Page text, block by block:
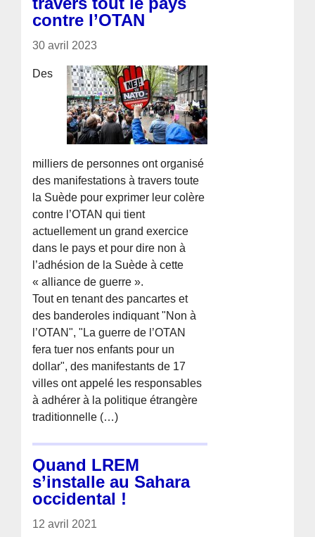
contre l’OTAN
30 avril 2023
Des
milliers de personnes ont organisé
des manifestations à travers toute
la Suède pour exprimer leur colère
contre l’OTAN qui tient
actuellement un grand exercice
dans le pays et pour dire non à
l’adhésion de la Suède à cette
« alliance de guerre ».
Tout en tenant des pancartes et
des banderoles indiquant "Non à
l’OTAN", "La guerre de l’OTAN
fera tuer nos enfants pour un
dollar", des manifestants de 17
villes ont appelé les responsables
à adhérer à la politique étrangère
traditionnelle (…)
Quand LREM
s’installe au Sahara
occidental !
12 avril 2021